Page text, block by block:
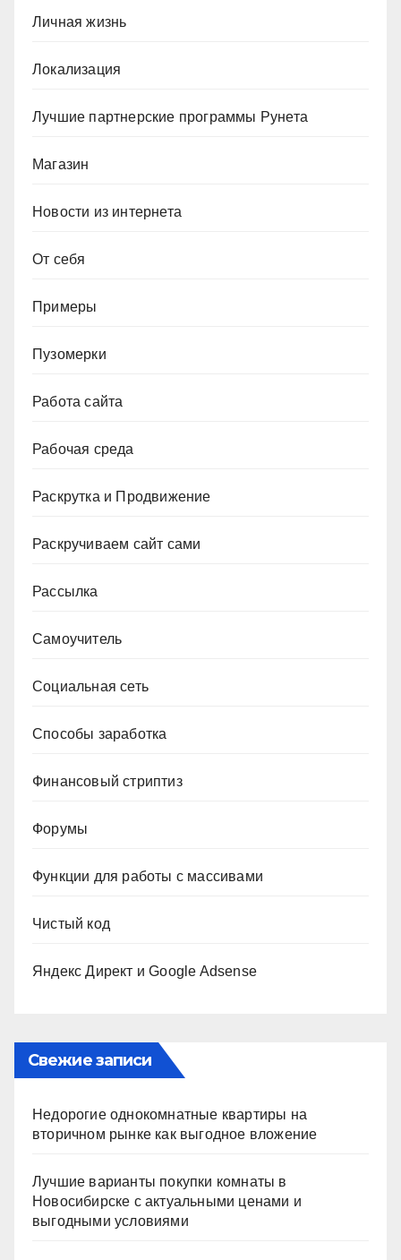
Личная жизнь
Локализация
Лучшие партнерские программы Рунета
Магазин
Новости из интернета
От себя
Примеры
Пузомерки
Работа сайта
Рабочая среда
Раскрутка и Продвижение
Раскручиваем сайт сами
Рассылка
Самоучитель
Социальная сеть
Способы заработка
Финансовый стриптиз
Форумы
Функции для работы с массивами
Чистый код
Яндекс Директ и Google Adsense
Свежие записи
Недорогие однокомнатные квартиры на
вторичном рынке как выгодное вложение
Лучшие варианты покупки комнаты в
Новосибирске с актуальными ценами и
выгодными условиями